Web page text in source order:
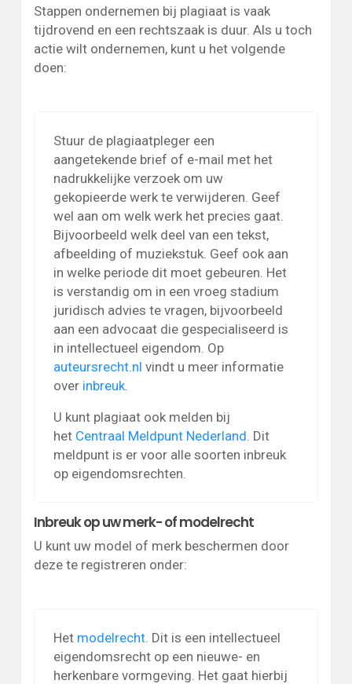
Stappen ondernemen bij plagiaat is vaak
tijdrovend en een rechtszaak is duur. Als u toch
actie wilt ondernemen, kunt u het volgende
doen:
Stuur de plagiaatpleger een
aangetekende brief of e-mail met het
nadrukkelijke verzoek om uw
gekopieerde werk te verwijderen. Geef
wel aan om welk werk het precies gaat.
Bijvoorbeeld welk deel van een tekst,
afbeelding of muziekstuk. Geef ook aan
in welke periode dit moet gebeuren. Het
is verstandig om in een vroeg stadium
juridisch advies te vragen, bijvoorbeeld
aan een advocaat die gespecialiseerd is
in intellectueel eigendom. Op
auteursrecht.nl vindt u meer informatie
over inbreuk.
U kunt plagiaat ook melden bij
het Centraal Meldpunt Nederland . Dit
meldpunt is er voor alle soorten inbreuk
op eigendomsrechten.
Inbreuk op uw merk- of modelrecht
U kunt uw model of merk beschermen door
deze te registreren onder:
Het modelrecht. Dit is een intellectueel
eigendomsrecht op een nieuwe- en
herkenbare vormgeving. Het gaat hierbij